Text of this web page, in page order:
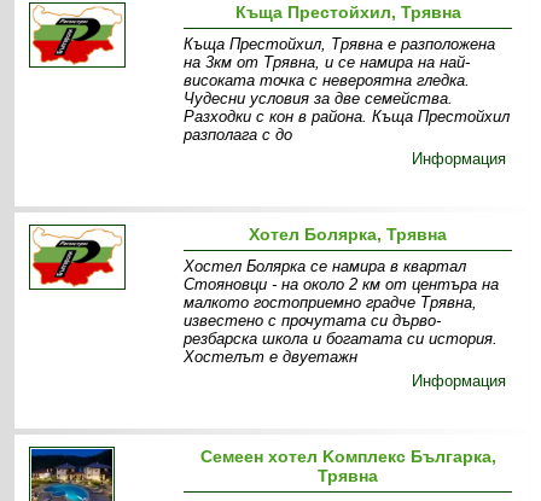
Къща Престойхил, Трявна
Къща Престойхил, Трявна е разположена
на 3км от Трявна, и се намира на най-
високата точка с невероятна гледка.
Чудесни условия за две семейства.
Разходки с кон в района. Къща Престойхил
разполага с до
Информация
Хотел Боляркa, Трявна
Хостел Болярка се намира в квартал
Стояновци - на около 2 км от центъра на
малкото гостоприемно градче Трявна,
известено с прочутата си дърво-
резбарска школа и богатата си история.
Хостелът е двуетажн
Информация
Семеен хотел Kомплекс Българка,
Трявна